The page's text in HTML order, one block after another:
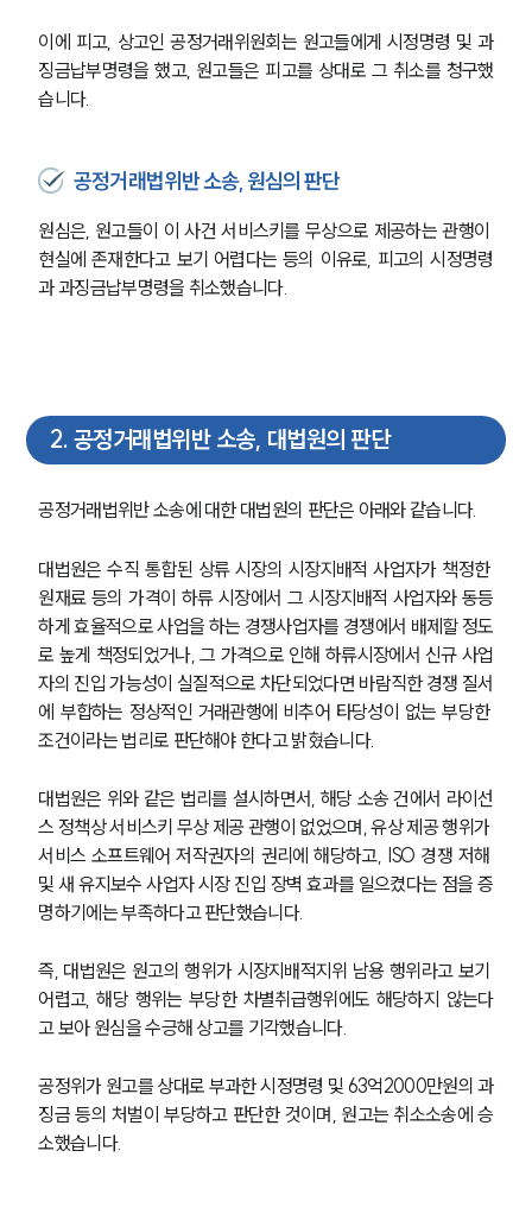
이에 피고, 상고인 공정거래위원회는 원고들에게 시정명령 및 과
징금납부명령을 했고, 원고들은 피고를 상대로 그 취소를 청구했
습니다.
공정거래법위반 소송, 원심의 판단
원심은, 원고들이 이 사건 서비스키를 무상으로 제공하는 관행이
현실에 존재한다고 보기 어렵다는 등의 이유로, 피고의 시정명령
과 과징금납부명령을 취소했습니다.
2. 공정거래법위반 소송, 대법원의 판단
공정거래법위반 소송에 대한 대법원의 판단은 아래와 같습니다.
대법원은 수직 통합된 상류 시장의 시장지배적 사업자가 책정한
원재료 등의 가격이 하류 시장에서 그 시장지배적 사업자와 동등
하게 효율적으로 사업을 하는 경쟁사업자를 경쟁에서 배제할 정도
로 높게 책정되었거나, 그 가격으로 인해 하류시장에서 신규 사업
자의 진입 가능성이 실질적으로 차단되었다면 바람직한 경쟁 질서
에 부합하는 정상적인 거래관행에 비추어 타당성이 없는 부당한
조건이라는 법리로 판단해야 한다고 밝혔습니다.
대법원은 위와 같은 법리를 설시하면서, 해당 소송 건에서 라이선
스 정책상 서비스키 무상 제공 관행이 없었으며, 유상 제공 행위가
서비스 소프트웨어 저작권자의 권리에 해당하고, ISO 경쟁 저해
및 새 유지보수 사업자 시장 진입 장벽 효과를 일으켰다는 점을 증
명하기에는 부족하다고 판단했습니다.
즉, 대법원은 원고의 행위가 시장지배적지위 남용 행위라고 보기
어렵고, 해당 행위는 부당한 차별취급행위에도 해당하지 않는다
고 보아 원심을 수긍해 상고를 기각했습니다.
공정위가 원고를 상대로 부과한 시정명령 및 63억2000만원의 과
징금 등의 처벌이 부당하고 판단한 것이며, 원고는 취소소송에 승
소했습니다.